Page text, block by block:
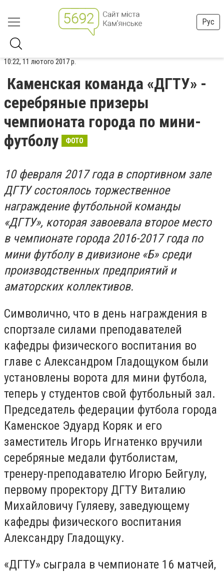
Рус
10:22, 11 лютого 2017 р.
Каменская команда «ДГТУ» -
серебряные призеры
чемпионата города по мини-
футболу
ФОТО
10 февраля 2017 года в спортивном зале
ДГТУ состоялось торжественное
награждение футбольной команды
«ДГТУ», которая завоевала второе место
в чемпионате города 2016-2017 года по
мини футболу в дивизионе «Б» среди
производственных предприятий и
аматорских коллективов.
Символично, что в день награждения в
спортзале силами преподавателей
кафедры физического воспитания во
главе с Александром Гладощуком были
установлены ворота для мини футбола,
теперь у студентов свой футбольный зал.
Председатель федерации футбола города
Каменское Эдуард Коряк и его
заместитель Игорь Игнатенко вручили
серебряные медали футболистам,
тренеру-преподавателю Игорю Бейгулу,
первому проректору ДГТУ Виталию
Михайловичу Гуляеву, заведующему
кафедры физического воспитания
Александру Гладощуку.
«ДГТУ» сыграла в чемпионате 16 матчей,